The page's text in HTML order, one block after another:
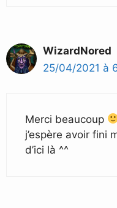
WizardNored
25/04/2021 à
Merci beaucoup
j’espère avoir fini
d’ici là ^^